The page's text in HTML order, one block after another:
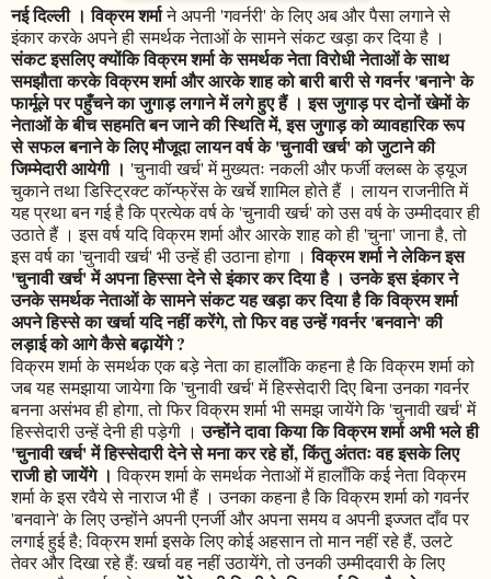
नई दिल्ली । विक्रम शर्माने अपनी 'गवर्नरी' के लिए अब और पैसा लगाने से
इंकार करके अपने ही समर्थक नेताओं के सामने संकट खड़ा कर दिया है ।
संकट इसलिए क्योंकि विक्रम शर्मा के समर्थक नेता विरोधी नेताओं के साथ
समझौता करके विक्रम शर्मा और आरके शाह को बारी बारी से गवर्नर 'बनाने' के
फार्मूले पर पहुँचने का जुगाड़ लगाने में लगे हुए हैं । इस जुगाड़ पर दोनों खेमों के
नेताओं के बीच सहमति बन जाने की स्थिति में, इस जुगाड़ को व्यावहारिक रूप
से सफल बनाने के लिए मौजूदा लायन वर्ष के 'चुनावी खर्च' को जुटाने की
जिम्मेदारी आयेगी । 'चुनावी खर्च' में मुख्यतः नकली और फर्जी क्लब्स के ड्यूज
चुकाने तथा डिस्ट्रिक्ट कॉन्फ्रेंस के खर्चे शामिल होते हैं । लायन राजनीति में
यह प्रथा बन गई है कि प्रत्येक वर्ष के 'चुनावी खर्च' को उस वर्ष के उम्मीदवार ही
उठाते हैं । इस वर्ष यदि विक्रम शर्मा और आरके शाह को ही 'चुना' जाना है, तो
इस वर्ष का 'चुनावी खर्च' भी उन्हें ही उठाना होगा ।विक्रम शर्मा ने लेकिन इस
'चुनावी खर्च' में अपना हिस्सा देने से इंकार कर दिया है । उनके इस इंकार ने
उनके समर्थक नेताओं के सामने संकट यह खड़ा कर दिया है कि विक्रम शर्मा
अपने हिस्से का खर्चा यदि नहीं करेंगे, तो फिर वह उन्हें गवर्नर 'बनवाने' की
लड़ाई को आगे कैसे बढ़ायेंगे ?
विक्रम शर्मा के समर्थक एक बड़े नेता का हालाँकि कहना है कि विक्रम शर्मा को
जब यह समझाया जायेगा कि 'चुनावी खर्च' में हिस्सेदारी दिए बिना उनका गवर्नर
बनना असंभव ही होगा, तो फिर विक्रम शर्मा भी समझ जायेंगे कि 'चुनावी खर्च' में
हिस्सेदारी उन्हें देनी ही पड़ेगी ।उन्होंने दावा किया कि विक्रम शर्मा अभी भले ही
'चुनावी खर्च' में हिस्सेदारी देने से मना कर रहे हों, किंतु अंततः वह इसके लिए
राजी हो जायेंगे । विक्रम शर्मा के समर्थक नेताओं में हालाँकि कई नेता विक्रम
शर्मा के इस रवैये से नाराज भी हैं । उनका कहना है कि विक्रम शर्मा को गवर्नर
'बनवाने' के लिए उन्होंने अपनी एनर्जी और अपना समय व अपनी इज्जत दाँव पर
लगाई हुई है; विक्रम शर्मा इसके लिए कोई अहसान तो मान नहीं रहे हैं, उलटे
तेवर और दिखा रहे हैं: खर्चा वह नहीं उठायेंगे, तो उनकी उम्मीदवारी के लिए